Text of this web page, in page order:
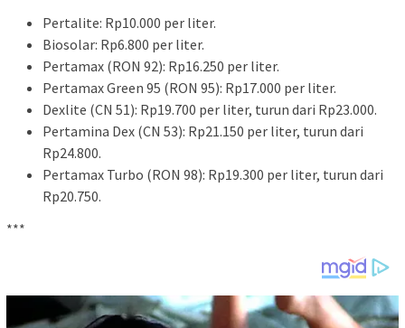
Pertalite: Rp10.000 per liter.
Biosolar: Rp6.800 per liter.
Pertamax (RON 92): Rp16.250 per liter.
Pertamax Green 95 (RON 95): Rp17.000 per liter.
Dexlite (CN 51): Rp19.700 per liter, turun dari Rp23.000.
Pertamina Dex (CN 53): Rp21.150 per liter, turun dari
Rp24.800.
Pertamax Turbo (RON 98): Rp19.300 per liter, turun dari
Rp20.750.
***